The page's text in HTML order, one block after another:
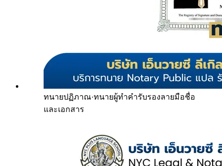
ทนายปฏิภาณ·ทนายผู้ทำคำรับรองลายมือชื่อ
และเอกสาร